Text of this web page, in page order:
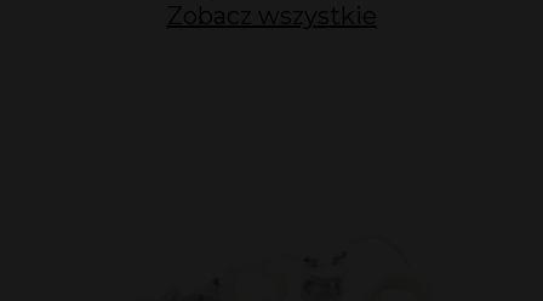
Zobacz wszystkie